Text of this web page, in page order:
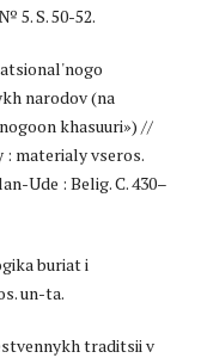
5. S. 50-52.
narodov (na
khasuuri») //
: materialy vseros.
Ude : Belig. C. 430–
buriat i
un-ta.
traditsii v